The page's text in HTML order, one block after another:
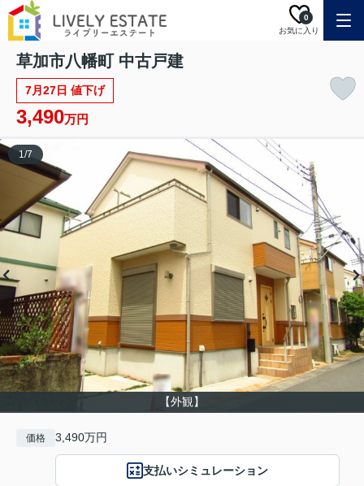
お気に入り
0
草加市八幡町 中古戸建
7月27日 値下げ
3,490万円
【外観】
1/7
価格 3,490万円
支払いシミュレーション